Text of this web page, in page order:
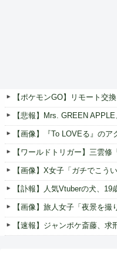
【ポケモンGO】リモート交
【悲報】Mrs. GREEN APPLE
【画像】『To LOVEる』のア
【ワールドトリガー】三雲修
【画像】X女子「ガチでこう
【訃報】人気Vtuberの犬、19
【画像】旅人女子「夜景を撮
【速報】ジャンポケ斎藤、求